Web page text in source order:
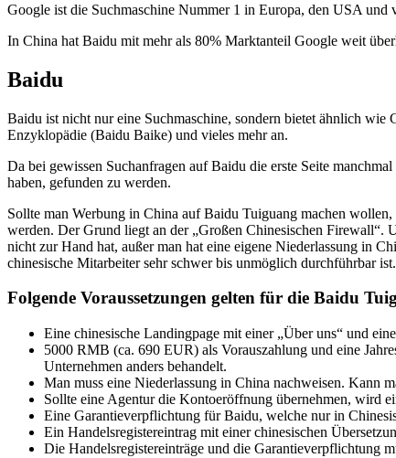
Google ist die Suchmaschine Nummer 1 in Europa, den USA und
In China hat Baidu mit mehr als 80% Marktanteil Google weit
Baidu
Baidu ist nicht nur eine Suchmaschine, sondern bietet ähnlich
Enzyklopädie (Baidu Baike) und vieles mehr an.
Da bei gewissen Suchanfragen auf Baidu die erste Seite
haben, gefunden zu werden.
Sollte man Werbung in China auf Baidu Tuiguang machen wollen,
werden. Der Grund liegt an der „Großen Chinesischen Firewall“.
nicht zur Hand hat, außer man hat eine eigene Niederlassung in
chinesische Mitarbeiter sehr schwer bis unmöglich durchführbar ist.
Folgende Voraussetzungen gelten für die Baidu
Eine chinesische Landingpage mit einer „Über uns“ und
5000 RMB (ca. 690 EUR) als Vorauszahlung und eine
Unternehmen anders behandelt.
Man muss eine Niederlassung in China nachweisen. Kann
Sollte eine Agentur die Kontoeröffnung übernehmen, wird
Eine Garantieverpflichtung für Baidu, welche nur in
Ein Handelsregistereintrag mit einer chinesischen
Die Handelsregistereinträge und die Garantieverpflichtung